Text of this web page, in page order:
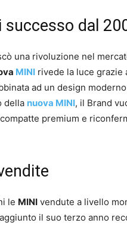
dal
una rivoluzione nel
MINI rivede la luce grazie
ad un design
della nuova MINI, il Brand
premium e
le MINI vendute a livello
il suo terzo anno